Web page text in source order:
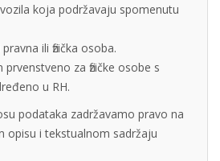
koja podržavaju spomenutu
ili fizička osoba.
za fizičke osobe s
u RH.
podataka zadržavamo pravo na
opisu i tekstualnom sadržaju